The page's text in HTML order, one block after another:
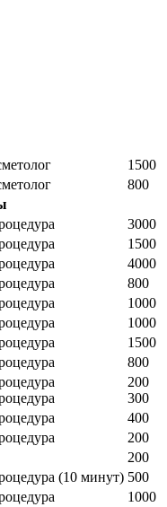
1500
800
3000
1500
4000
800
1000
1000
1500
800
200
300
400
200
200
(10 минут) 500
1000